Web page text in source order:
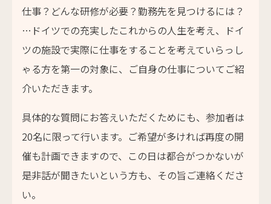
仕事？どんな研修が必要？勤務先を見つけるには？
…ドイツでの充実したこれからの人生を考え、ドイ
ツの施設で実際に仕事をすることを考えていらっし
ゃる方を第一の対象に、ご自身の仕事についてご紹
介いただきます。
具体的な質問にお答えいただくためにも、参加者は
20名に限って行います。ご希望が多ければ再度の開
催も計画できますので、この日は都合がつかないが
是非話が聞きたいという方も、その旨ご連絡くださ
い。